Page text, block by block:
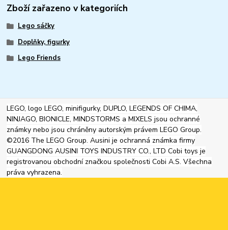
Zboží zařazeno v kategoriích
Lego sáčky
Doplňky, figurky
Lego Friends
LEGO, logo LEGO, minifigurky, DUPLO, LEGENDS OF CHIMA,
NINJAGO, BIONICLE, MINDSTORMS a MIXELS jsou ochranné
známky nebo jsou chráněny autorským právem LEGO Group.
©2016 The LEGO Group. Ausini je ochranná známka firmy
GUANGDONG AUSINI TOYS INDUSTRY CO., LTD Cobi toys je
registrovanou obchodní značkou společnosti Cobi A.S. Všechna
práva vyhrazena.